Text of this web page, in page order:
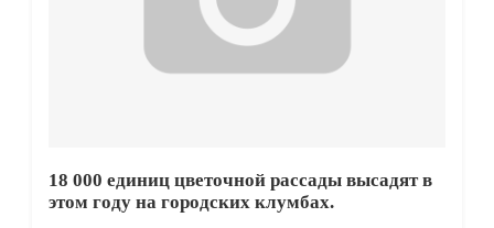
18 000 единиц цветочной рассады высадят в
этом году на городских клумбах.